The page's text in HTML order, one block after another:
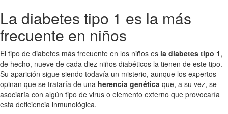
La diabetes tipo 1 es la más
frecuente en niños
El tipo de diabetes más frecuente en los niños es la diabetes tipo 1,
de hecho, nueve de cada diez niños diabéticos la tienen de este tipo.
Su aparición sigue siendo todavía un misterio, aunque los expertos
opinan que se trataría de una herencia genética que, a su vez, se
asociaría con algún tipo de virus o elemento externo que provocaría
esta deficiencia inmunológica.